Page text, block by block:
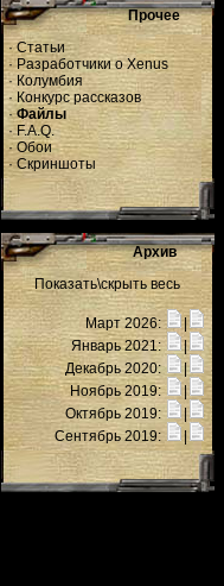
Прочее
·Статьи
·Разработчики о Xenus
·Колумбия
·Конкурс рассказов
·Файлы
·F.A.Q.
· Обои
· Скриншоты
Архив
Показать\скрыть весь
Март 2026:
Январь 2021:
|
Декабрь 2020:
Ноябрь 2019:
Октябрь 2019:
Сентябрь 2019: